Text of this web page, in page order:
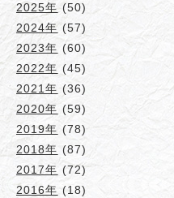
2025年 (50)
2024年 (57)
2023年 (60)
2022年 (45)
2021年 (36)
2020年 (59)
2019年 (78)
2018年 (87)
2017年 (72)
2016年 (18)